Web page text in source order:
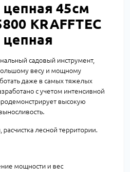
45см
KRAFFTEC
садовый инструмент,
весу и мощному
даже в самых тяжелых
с учетом интенсивной
высокую
расчистка лесной территории.
мощности и вес